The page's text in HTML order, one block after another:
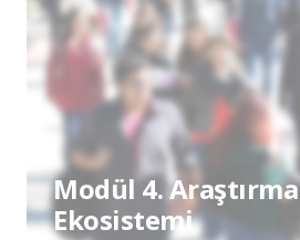
Modül 4. Araştırma
Ekosistemi